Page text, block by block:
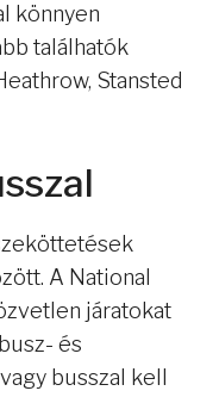
könnyen
találhatók
Stansted
A National
járatokat
és
busszal kell